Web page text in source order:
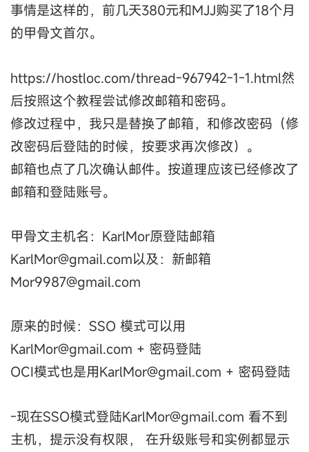
事情是这样的，前几天380元和MJJ购买了18个月
的甲骨文首尔。
https://hostloc.com/thread-967942-1-1.html然
后按照这个教程尝试修改邮箱和密码。
修改过程中，我只是替换了邮箱，和修改密码（修
改密码后登陆的时候，按要求再次修改）。
邮箱也点了几次确认邮件。按道理应该已经修改了
邮箱和登陆账号。
甲骨文主机名：KarlMor原登陆邮箱
KarlMor@gmail.com以及：新邮箱
Mor9987@gmail.com
原来的时候：SSO 模式可以用
KarlMor@gmail.com + 密码登陆
OCI模式也是用KarlMor@gmail.com + 密码登陆
-现在SSO模式登陆KarlMor@gmail.com 看不到
主机，提示没有权限， 在升级账号和实例都显示